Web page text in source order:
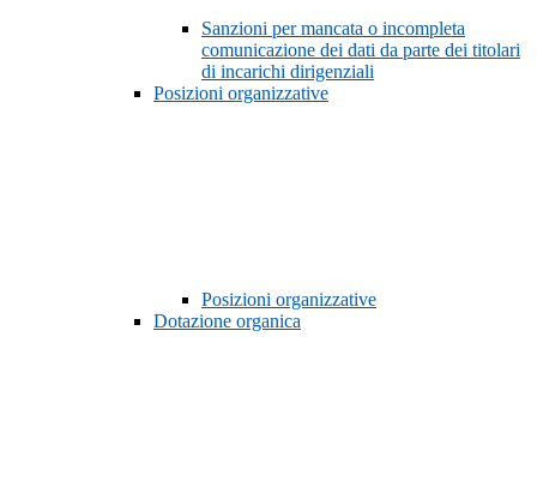
Sanzioni per mancata o incompleta
comunicazione dei dati da parte dei titolari
di incarichi dirigenziali
Posizioni organizzative
Posizioni organizzative
Dotazione organica